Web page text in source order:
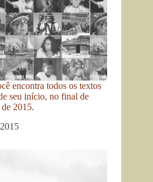
encontra todos os textos
seu início, no final de
2015.